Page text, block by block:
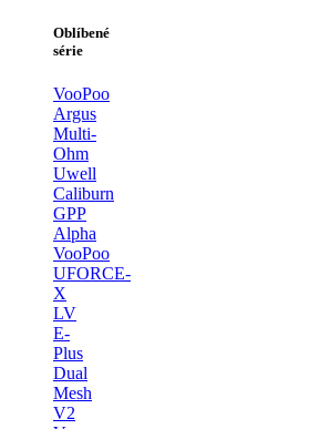
Oblíbené
série
VooPoo
Argus
Multi-
Ohm
Uwell
Caliburn
GPP
Alpha
VooPoo
UFORCE-
X
LV
E-
Plus
Dual
Mesh
V2